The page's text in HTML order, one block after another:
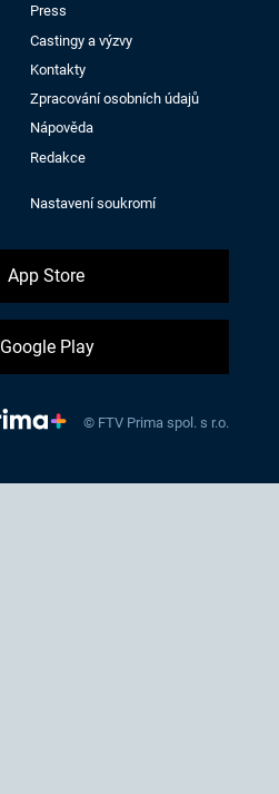
Press
Castingy a výzvy
Kontakty
Zpracování osobních údajů
Nápověda
Redakce
Nastavení soukromí
App Store
Google Play
© FTV Prima spol. s r.o.